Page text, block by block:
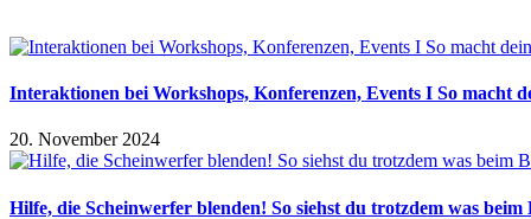
Interaktionen bei Workshops, Konferenzen, Events I So macht
20. November 2024
Hilfe, die Scheinwerfer blenden! So siehst du trotzdem was